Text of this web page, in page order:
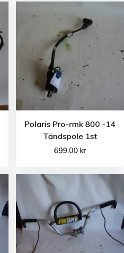
Polaris Pro-rmk 800 -14
Tändspole 1st
699.00 kr